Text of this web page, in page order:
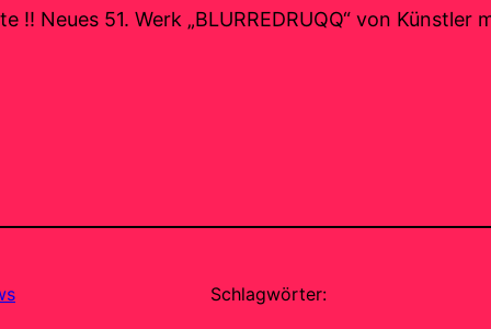
!! Neues 51. Werk „BLURREDRUQQ“ von
Schlagwörter: